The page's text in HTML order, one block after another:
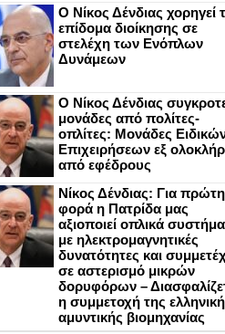
Ο Νίκος Δένδιας χορηγεί
επίδομα διοίκησης σε
στελέχη των Ενόπλων
Δυνάμεων
Ο Νίκος Δένδιας
μονάδες από πολίτες-
οπλίτες: Μονάδες
Επιχειρήσεων εξ
από εφέδρους
Νίκος Δένδιας: Για πρώτη
φορά η Πατρίδα μας
αξιοποιεί οπλικά
με ηλεκτρομαγνητικές
δυνατότητες και
σε αστερισμό μικρών
δορυφόρων –
η συμμετοχή της
αμυντικής βιομηχανίας